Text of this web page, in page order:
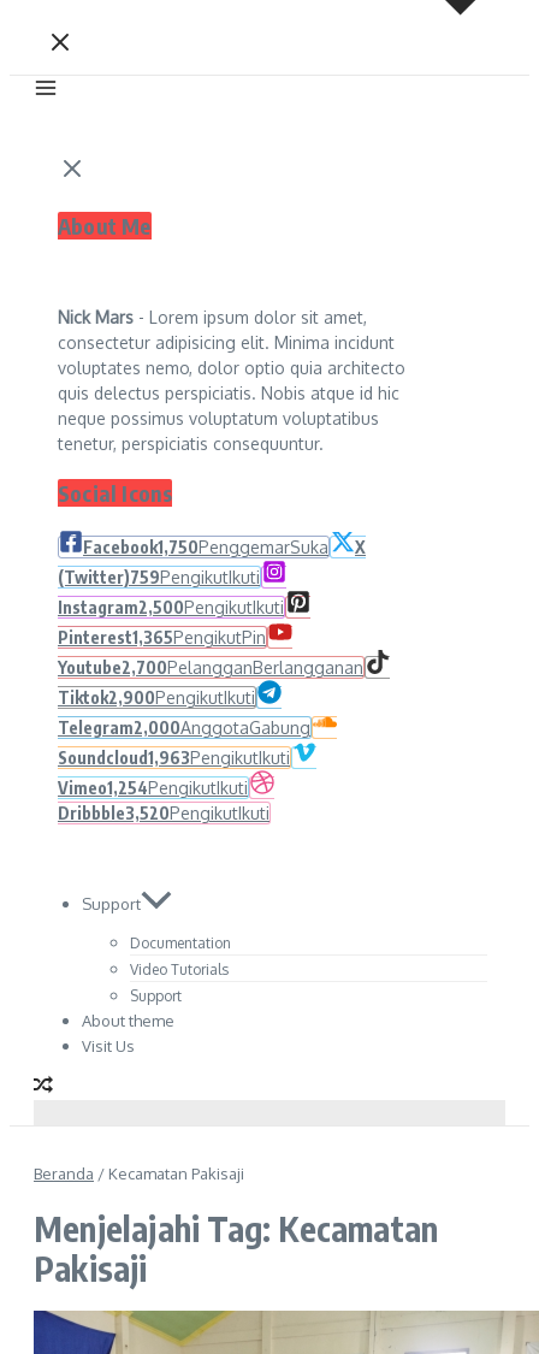
About Me
Nick Mars - Lorem ipsum dolor sit amet,
consectetur adipisicing elit. Minima incidunt
voluptates nemo, dolor optio quia architecto
quis delectus perspiciatis. Nobis atque id hic
neque possimus voluptatum voluptatibus
tenetur, perspiciatis consequuntur.
Social Icons
Facebook1,750PenggemarSuka
X
(Twitter)759PengikutIkuti
Instagram2,500PengikutIkuti
Pinterest1,365PengikutPin
Youtube2,700PelangganBerlangganan
Tiktok2,900PengikutIkuti
Telegram2,000AnggotaGabung
Soundcloud1,963PengikutIkuti
Vimeo1,254PengikutIkuti
Dribbble3,520PengikutIkuti
Support
Documentation
Video Tutorials
Support
About theme
Visit Us
Beranda / Kecamatan Pakisaji
Menjelajahi Tag: Kecamatan
Pakisaji